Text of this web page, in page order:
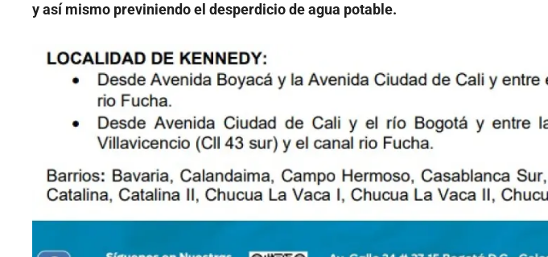
y así mismo previniendo el desperdicio de agua potable.